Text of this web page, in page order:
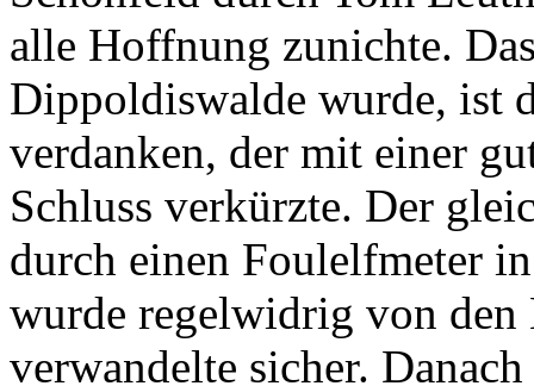
alle Hoffnung zunichte.
Dippoldiswalde wurde, ist
verdanken, der mit einer
Schluss verkürzte. Der
durch einen Foulelfmeter
wurde regelwidrig von
verwandelte sicher.